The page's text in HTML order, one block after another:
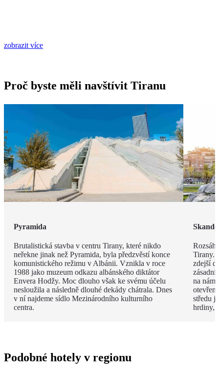
zobrazit více
Proč byste měli navštívit Tiranu
Pyramida
Brutalistická stavba v centru Tirany, které nikdo
neřekne jinak než Pyramida, byla předzvěstí konce
komunistického režimu v Albánii. Vznikla v roce
1988 jako muzeum odkazu albánského diktátor
Envera Hodžy. Moc dlouho však ke svému účelu
nesloužila a následně dlouhé dekády chátrala. Dnes
v ní najdeme sídlo Mezinárodního kulturního
centra.
Tirany.
zdejší
na
středu
hrdiny,
Podobné hotely v regionu